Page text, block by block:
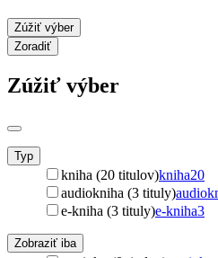
Zúžiť výber
Zoradiť
Zúžiť výber
Typ
kniha (20 titulov)kniha20
audiokniha (3 tituly)
e-kniha (3 tituly)e-kniha3
Zobraziť iba